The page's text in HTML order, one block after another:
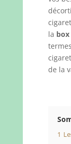
la box
de la
1